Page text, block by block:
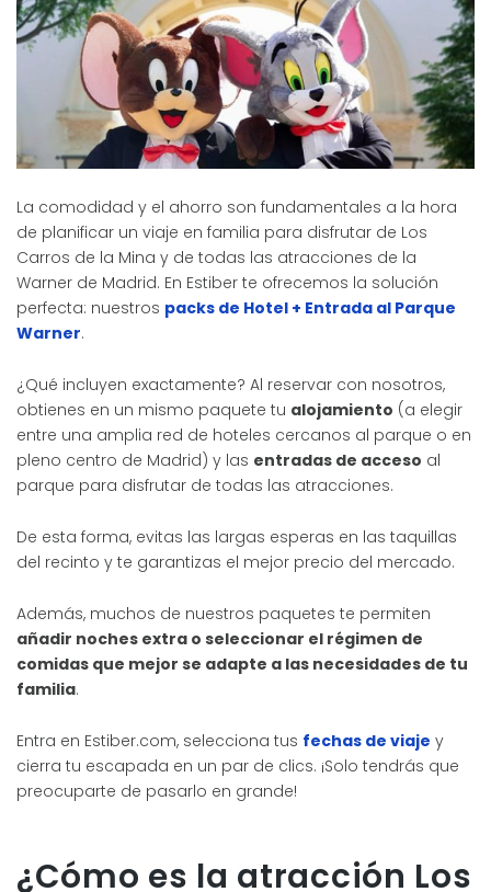
La comodidad y el ahorro son fundamentales a la hora
de planificar un viaje en familia para disfrutar de Los
Carros de la Mina y de todas las atracciones de la
Warner de Madrid. En Estiber te ofrecemos la solución
perfecta: nuestros packs de Hotel + Entrada al Parque
Warner.
¿Qué incluyen exactamente? Al reservar con nosotros,
obtienes en un mismo paquete tu alojamiento (a elegir
entre una amplia red de hoteles cercanos al parque o en
pleno centro de Madrid) y las entradas de acceso al
parque para disfrutar de todas las atracciones.
De esta forma, evitas las largas esperas en las taquillas
del recinto y te garantizas el mejor precio del mercado.
Además, muchos de nuestros paquetes te permiten
añadir noches extra o seleccionar el régimen de
comidas que mejor se adapte a las necesidades de tu
familia.
Entra en Estiber.com, selecciona tus fechas de viaje y
cierra tu escapada en un par de clics. ¡Solo tendrás que
preocuparte de pasarlo en grande!
¿Cómo es la atracción Los